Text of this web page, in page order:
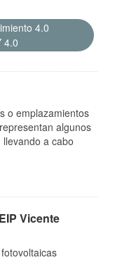
4.0
4.0
o emplazamientos
algunos
a cabo
Vicente